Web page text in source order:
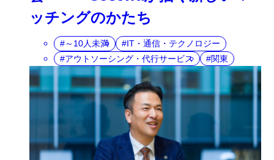
ッチングのかたち
～10人未満
IT・通信・テクノロジー
アウトソーシング・代行サービス
関東